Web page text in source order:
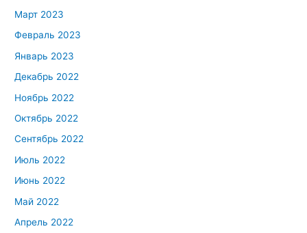
Март 2023
Февраль 2023
Январь 2023
Декабрь 2022
Ноябрь 2022
Октябрь 2022
Сентябрь 2022
Июль 2022
Июнь 2022
Май 2022
Апрель 2022